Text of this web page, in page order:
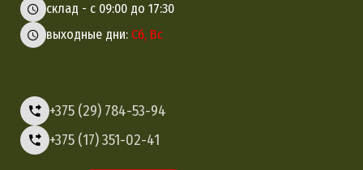
склад - с 09:00 до 17:30
выходные дни: Сб, Вс
+375 (29) 784-53-94
+375 (17) 351-02-41